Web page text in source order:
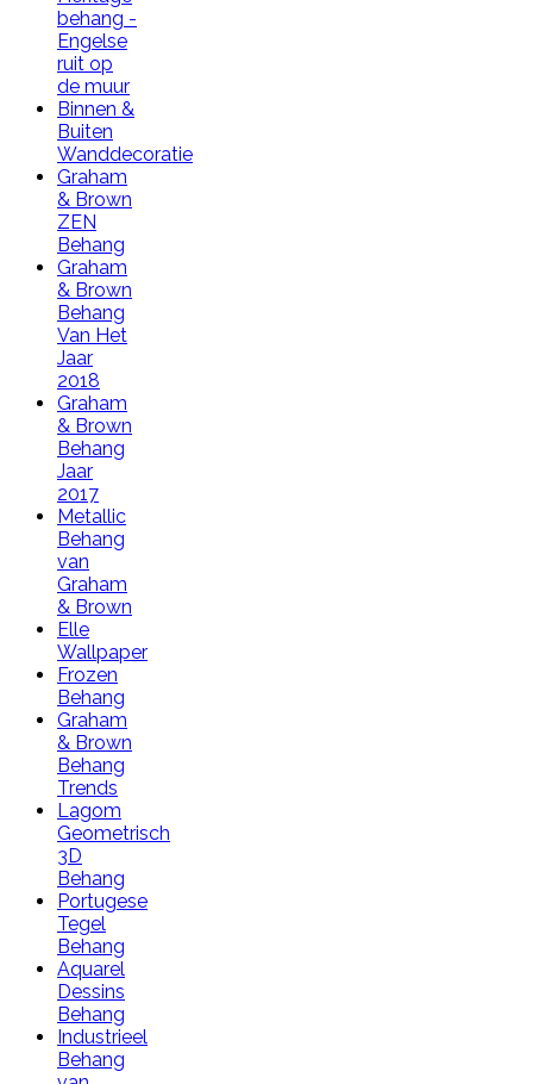
behang -
Engelse
ruit op
de muur
Binnen &
Buiten
Wanddecoratie
Graham
& Brown
ZEN
Behang
Graham
& Brown
Behang
Van Het
Jaar
2018
Graham
& Brown
Behang
Jaar
2017
Metallic
Behang
van
Graham
& Brown
Elle
Wallpaper
Frozen
Behang
Graham
& Brown
Behang
Trends
Lagom
Geometrisch
3D
Behang
Portugese
Tegel
Behang
Aquarel
Dessins
Behang
Industrieel
Behang